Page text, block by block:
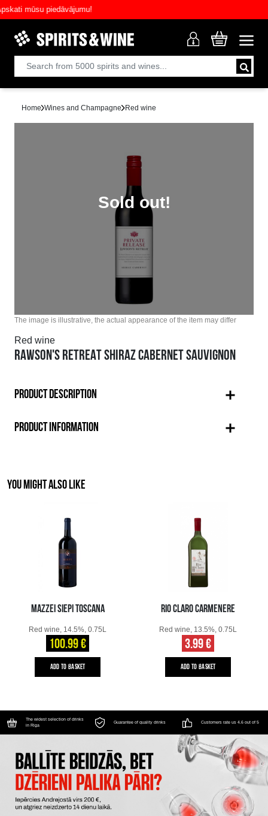
mūsu piedāvājumu!
Home Wines and Champagne Red wine
Sold out!
The image is illustrative, the actual appearance of the item may differ
Red wine
RAWSON'S RETREAT SHIRAZ CABERNET SAUVIGNON
PRODUCT DESCRIPTION
PRODUCT INFORMATION
YOU MIGHT ALSO LIKE
MAZZEI SIEPI TOSCANA
Red wine, 14.5%, 0.75L
100.99 €
ADD TO BASKET
RIO CLARO CARMENERE
Red wine, 13.5%, 0.75L
3.99 €
ADD TO BASKET
The widest selection of drinks
in Riga
Guarantee of quality drinks Customers rate us 4.6 out of 5